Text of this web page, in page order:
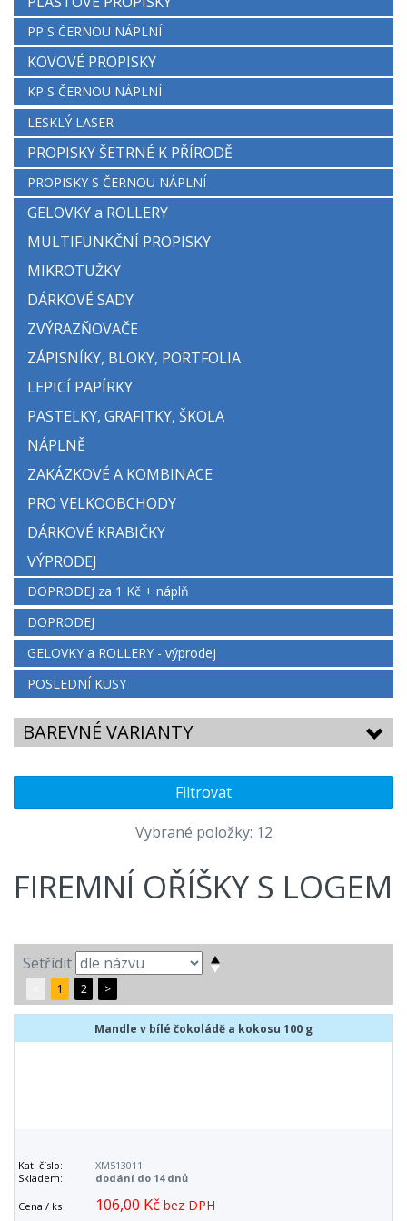
PP S ČERNOU NÁPLNÍ
KOVOVÉ PROPISKY
KP S ČERNOU NÁPLNÍ
LESKLÝ LASER
PROPISKY ŠETRNÉ K PŘÍRODĚ
PROPISKY S ČERNOU NÁPLNÍ
GELOVKY a ROLLERY
MULTIFUNKČNÍ PROPISKY
MIKROTUŽKY
DÁRKOVÉ SADY
ZVÝRAZŇOVAČE
ZÁPISNÍKY, BLOKY, PORTFOLIA
LEPICÍ PAPÍRKY
PASTELKY, GRAFITKY, ŠKOLA
NÁPLNĚ
ZAKÁZKOVÉ A KOMBINACE
PRO VELKOOBCHODY
DÁRKOVÉ KRABIČKY
VÝPRODEJ
DOPRODEJ za 1 Kč + náplň
DOPRODEJ
GELOVKY a ROLLERY - výprodej
POSLEDNÍ KUSY
BAREVNÉ VARIANTY
Filtrovat
Vybrané položky: 12
FIREMNÍ OŘÍŠKY S LOGEM
Setřídit
1 2 >
Mandle v bílé čokoládě a kokosu 100 g
Kat. číslo:
XM513011
Skladem:
dodání do 14 dnů
Cena / ks 106,00 Kč bez DPH